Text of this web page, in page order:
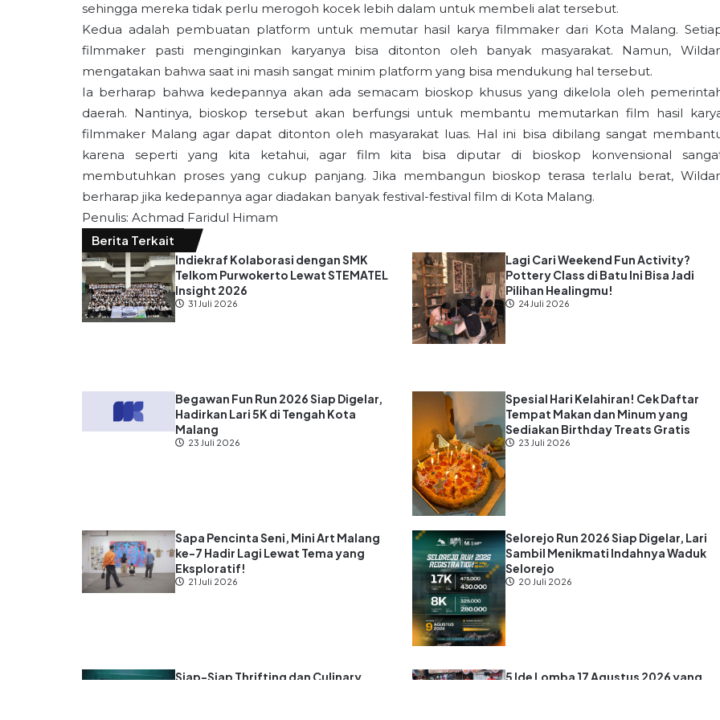
sehingga mereka tidak perlu merogoh kocek lebih dalam untuk membeli alat tersebut.
Kedua adalah pembuatan platform untuk memutar hasil karya filmmaker dari Kota Malang.
filmmaker pasti menginginkan karyanya bisa ditonton oleh banyak masyarakat. Namun,
mengatakan bahwa saat ini masih sangat minim platform yang bisa mendukung hal tersebut.
Ia berharap bahwa kedepannya akan ada semacam bioskop khusus yang dikelola oleh
daerah. Nantinya, bioskop tersebut akan berfungsi untuk membantu memutarkan film hasil
filmmaker Malang agar dapat ditonton oleh masyarakat luas. Hal ini bisa dibilang sangat
karena seperti yang kita ketahui, agar film kita bisa diputar di bioskop konvensional
membutuhkan proses yang cukup panjang. Jika membangun bioskop terasa terlalu berat,
berharap jika kedepannya agar diadakan banyak festival-festival film di Kota Malang.
Penulis: Achmad Faridul Himam
Berita Terkait
Indiekraf Kolaborasi dengan SMK
Telkom Purwokerto Lewat STEMATEL
Insight 2026
31 Juli 2026
Lagi Cari Weekend Fun Activity?
Pottery Class di Batu Ini Bisa Jadi
Pilihan Healingmu!
24 Juli 2026
Begawan Fun Run 2026 Siap Digelar,
Hadirkan Lari 5K di Tengah Kota
Malang
23 Juli 2026
Spesial Hari Kelahiran! Cek Daftar
Tempat Makan dan Minum yang
Sediakan Birthday Treats Gratis
23 Juli 2026
Sapa Pencinta Seni, Mini Art Malang
ke-7 Hadir Lagi Lewat Tema yang
Eksploratif!
21 Juli 2026
Selorejo Run 2026 Siap Digelar, Lari
Sambil Menikmati Indahnya Waduk
Selorejo
20 Juli 2026
Siap-Siap Thrifting dan Culinary
5 Ide Lomba 17 Agustus 2026 yang